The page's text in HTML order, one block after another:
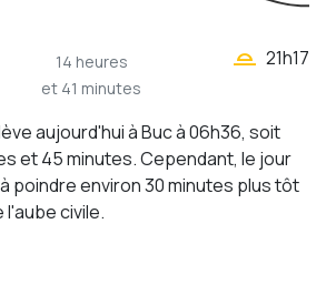
14 heures
et 41 minutes
wb_twilight_2 21h17
aujourd'hui à Buc à 06h36, soit
et 45 minutes. Cependant, le jour
poindre environ 30 minutes plus tôt
l'aube civile.